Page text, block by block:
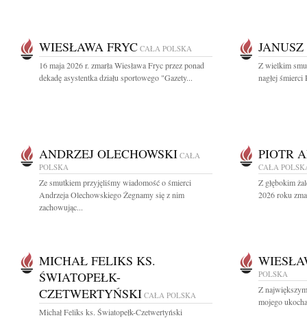
WIESŁAWA FRYC CAŁA POLSKA
16 maja 2026 r. zmarła Wiesława Fryc przez ponad
dekadę asystentka działu sportowego "Gazety...
Z wielkim
nagłej
ANDRZEJ OLECHOWSKI CAŁA
POLSKA
Ze smutkiem przyjęliśmy wiadomość o śmierci
Andrzeja Olechowskiego Żegnamy się z nim
zachowując...
PIOTR
CAŁA
Z głębokim
2026 roku
MICHAŁ FELIKS KS.
ŚWIATOPEŁK-
CZETWERTYŃSKI CAŁA POLSKA
Michał Feliks ks. Światopełk-Czetwertyński
POLSKA
Z
mojego